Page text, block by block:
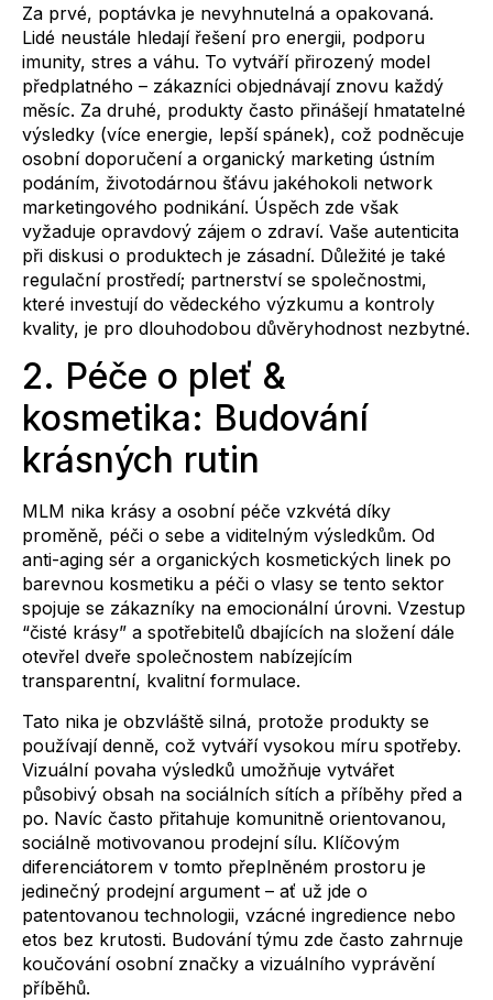
Za prvé, poptávka je nevyhnutelná a opakovaná.
Lidé neustále hledají řešení pro energii, podporu
imunity, stres a váhu. To vytváří přirozený model
předplatného – zákazníci objednávají znovu každý
měsíc. Za druhé, produkty často přinášejí hmatatelné
výsledky (více energie, lepší spánek), což podněcuje
osobní doporučení a organický marketing ústním
podáním, životodárnou šťávu jakéhokoli network
marketingového podnikání. Úspěch zde však
vyžaduje opravdový zájem o zdraví. Vaše autenticita
při diskusi o produktech je zásadní. Důležité je také
regulační prostředí; partnerství se společnostmi,
které investují do vědeckého výzkumu a kontroly
kvality, je pro dlouhodobou důvěryhodnost nezbytné.
2. Péče o pleť &
kosmetika: Budování
krásných rutin
MLM nika krásy a osobní péče vzkvétá díky
proměně, péči o sebe a viditelným výsledkům. Od
anti-aging sér a organických kosmetických linek po
barevnou kosmetiku a péči o vlasy se tento sektor
spojuje se zákazníky na emocionální úrovni. Vzestup
“čisté krásy” a spotřebitelů dbajících na složení dále
otevřel dveře společnostem nabízejícím
transparentní, kvalitní formulace.
Tato nika je obzvláště silná, protože produkty se
používají denně, což vytváří vysokou míru spotřeby.
Vizuální povaha výsledků umožňuje vytvářet
působivý obsah na sociálních sítích a příběhy před a
po. Navíc často přitahuje komunitně orientovanou,
sociálně motivovanou prodejní sílu. Klíčovým
diferenciátorem v tomto přeplněném prostoru je
jedinečný prodejní argument – ať už jde o
patentovanou technologii, vzácné ingredience nebo
etos bez krutosti. Budování týmu zde často zahrnuje
koučování osobní značky a vizuálního vyprávění
příběhů.